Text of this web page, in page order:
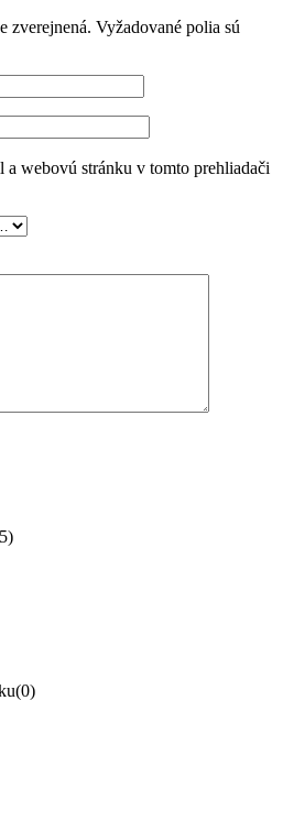
zverejnená. Vyžadované polia sú
webovú stránku v tomto prehliadači
(0)